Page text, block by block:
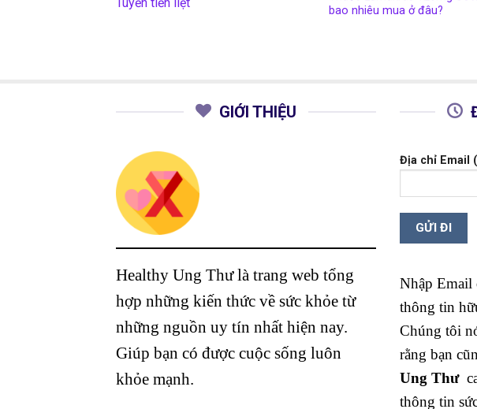
Tuyến tiền liệt
bao nhiêu mua ở đâu?
GIỚI THIỆU
Healthy Ung Thư là trang web tổng
hợp những kiến thức về sức khỏe từ
những nguồn uy tín nhất hiện nay.
Giúp bạn có được cuộc sống luôn
khỏe mạnh.
Địa chỉ Email
Nhập Email
thông tin
Chúng tôi
rằng bạn
Ung Thư
thông tin